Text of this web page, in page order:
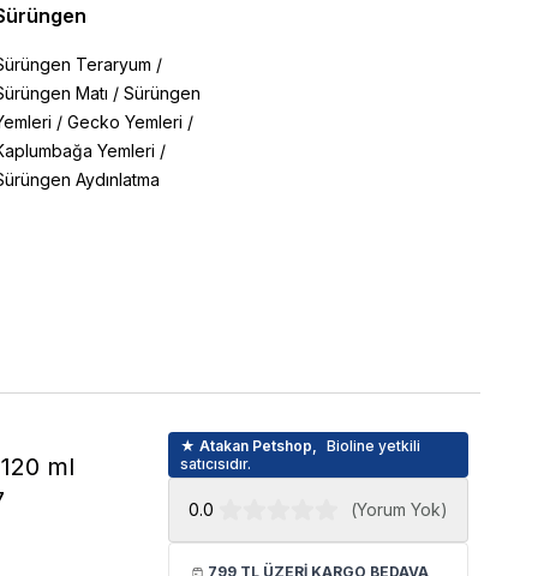
Teraryum /
Matı / Sürüngen
/ Gecko Yemleri /
Yemleri /
Aydınlatma
ml
★ Atakan Petshop,
Bioline yetkili
satıcısıdır.
0.0 (Yorum Yok)
799 TL ÜZERİ KARGO BEDAVA